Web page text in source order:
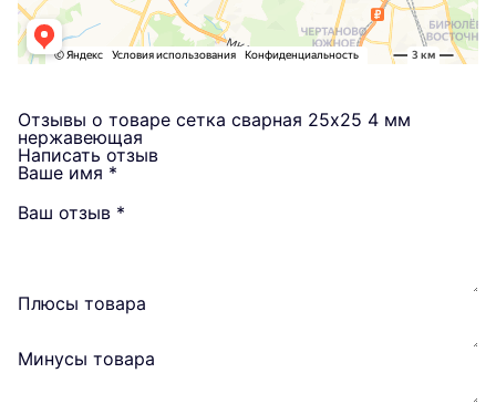
Отзывы о товаре сетка сварная 25х25 4 мм
нержавеющая
Написать отзыв
Ваше имя *
Ваш отзыв *
Плюсы товара
Минусы товара